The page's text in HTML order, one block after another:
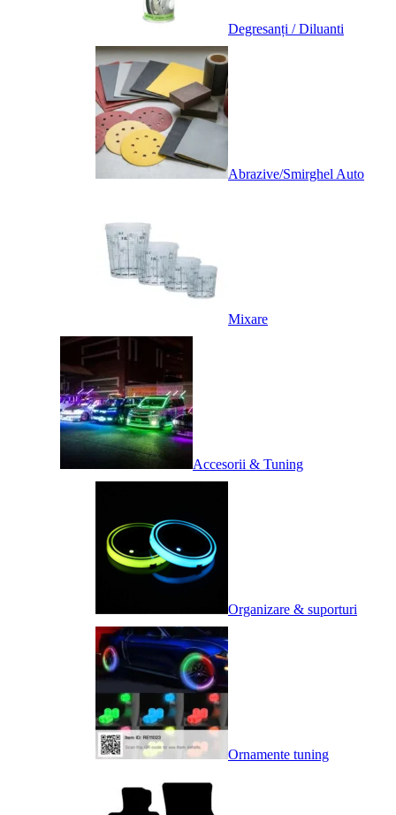
Degresanți / Diluanti
Abrazive/Smirghel Auto
Mixare
Accesorii & Tuning
Organizare & suporturi
Ornamente tuning